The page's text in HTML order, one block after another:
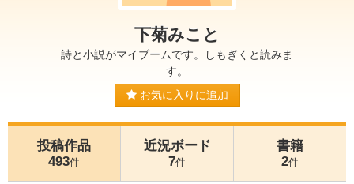
下菊みこと
詩と小説がマイブームです。しもぎくと読みま
す。
お気に入りに追加
投稿作品
493件
近況ボード
7件
書籍
2件